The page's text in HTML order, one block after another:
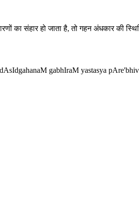
का संहार हो जाता है, तो गहन अंधकार
gabhIraM yastasya